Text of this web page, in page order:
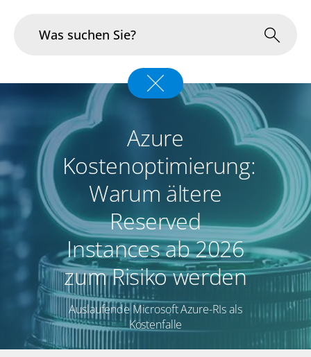
Portfolio
Infrastruktur & Betrieb
Karriere
Azure
Kostenoptimierung:
Warum ältere
Reserved
Instances ab 2026
zum Risiko werden
Auslaufende Microsoft Azure-RIs als
Kostenfalle